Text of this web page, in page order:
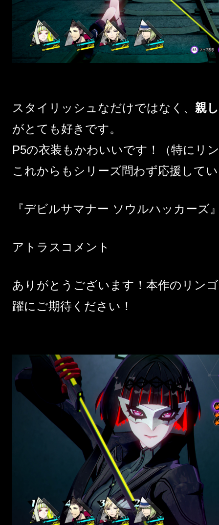
スタイリッシュなだけではなく、 親
がとても好きです。
P5の衣装もかわいいです！（特にリ
これからもシリーズ問わず応援して
『デビルサマナー ソウルハッカーズ
アトラスコメント
ありがとうございます！本作のリン
躍にご期待ください！